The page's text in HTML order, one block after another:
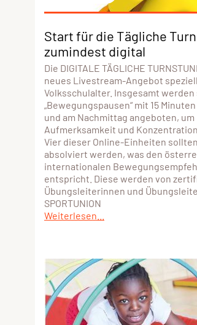
Start für die Tägliche
zumindest digital
Die DIGITALE TÄGLICHE
neues Livestream-Angebot
Volksschulalter. Insgesamt werden
„Bewegungspausen“ mit 15
und am Nachmittag angeboten, um
Aufmerksamkeit und
Vier dieser Online-Einheiten
absolviert werden, was den
internationalen
entspricht. Diese werden von
Übungsleiterinnen und
SPORTUNION
Weiterlesen...